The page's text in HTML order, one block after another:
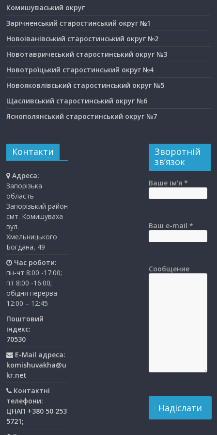
Комишуваський округ
Зарічненський старостинський округ №1
Новоіванівський старостинський округ №2
Новотавричеський старостинський округ №3
Новотроїцький старостинський округ №4
Новояковлівський старостинський округ №5
Щасливський старостинський округ №6
Яснополянський старостинський округ №7
Контакти
Адреса:
Запорізька
область
Запорізький район
смт. Комишуваха
вул.
Хмельницького
Богдана, 49
Час роботи:
пн-чт 8:00 -17:00;
пт 8:00 -16:00;
обідня перерва
12:00 – 12:45
Поштовий
індекс:
70530
E-Mail адреса:
komishuvakha@u
kr.net
Контактні
телефони:
ЦНАП +380 50 253
5721;
Зворотній
зв’язок
Ваше ім'я *
Ваш e-mail *
Сообщение